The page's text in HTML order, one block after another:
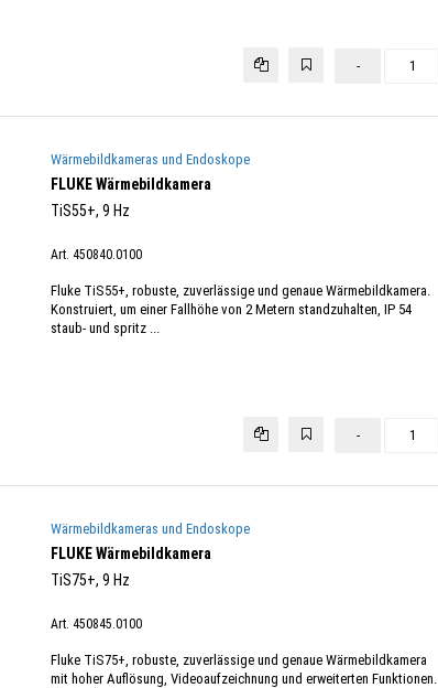
-
Wärmebildkameras und Endoskope
FLUKE Wärmebildkamera
TiS55+, 9 Hz
Art. 450840.0100
Fluke TiS55+, robuste, zuverlässige und genaue Wärmebildkamera.
Konstruiert, um einer Fallhöhe von 2 Metern standzuhalten, IP 54
staub- und spritz ...
-
Wärmebildkameras und Endoskope
FLUKE Wärmebildkamera
TiS75+, 9 Hz
Art. 450845.0100
Fluke TiS75+, robuste, zuverlässige und genaue Wärmebildkamera
mit hoher Auflösung, Videoaufzeichnung und erweiterten Funktionen.